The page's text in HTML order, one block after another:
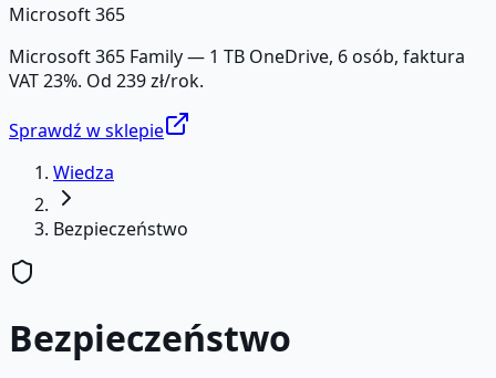
Microsoft 365
Microsoft 365 Family — 1 TB OneDrive, 6 osób, faktura
VAT 23%. Od 239 zł/rok.
Sprawdź w sklepie
Wiedza
Bezpieczeństwo
Bezpieczeństwo